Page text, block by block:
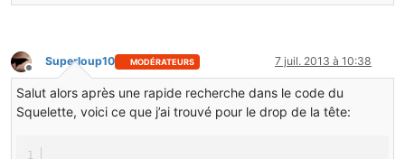
Hors-ligne
Superloup10 MODÉRATEURS 7 juil. 2013 à 10:38
Salut alors après une rapide recherche dans le code du
Squelette, voici ce que j’ai trouvé pour le drop de la tête: